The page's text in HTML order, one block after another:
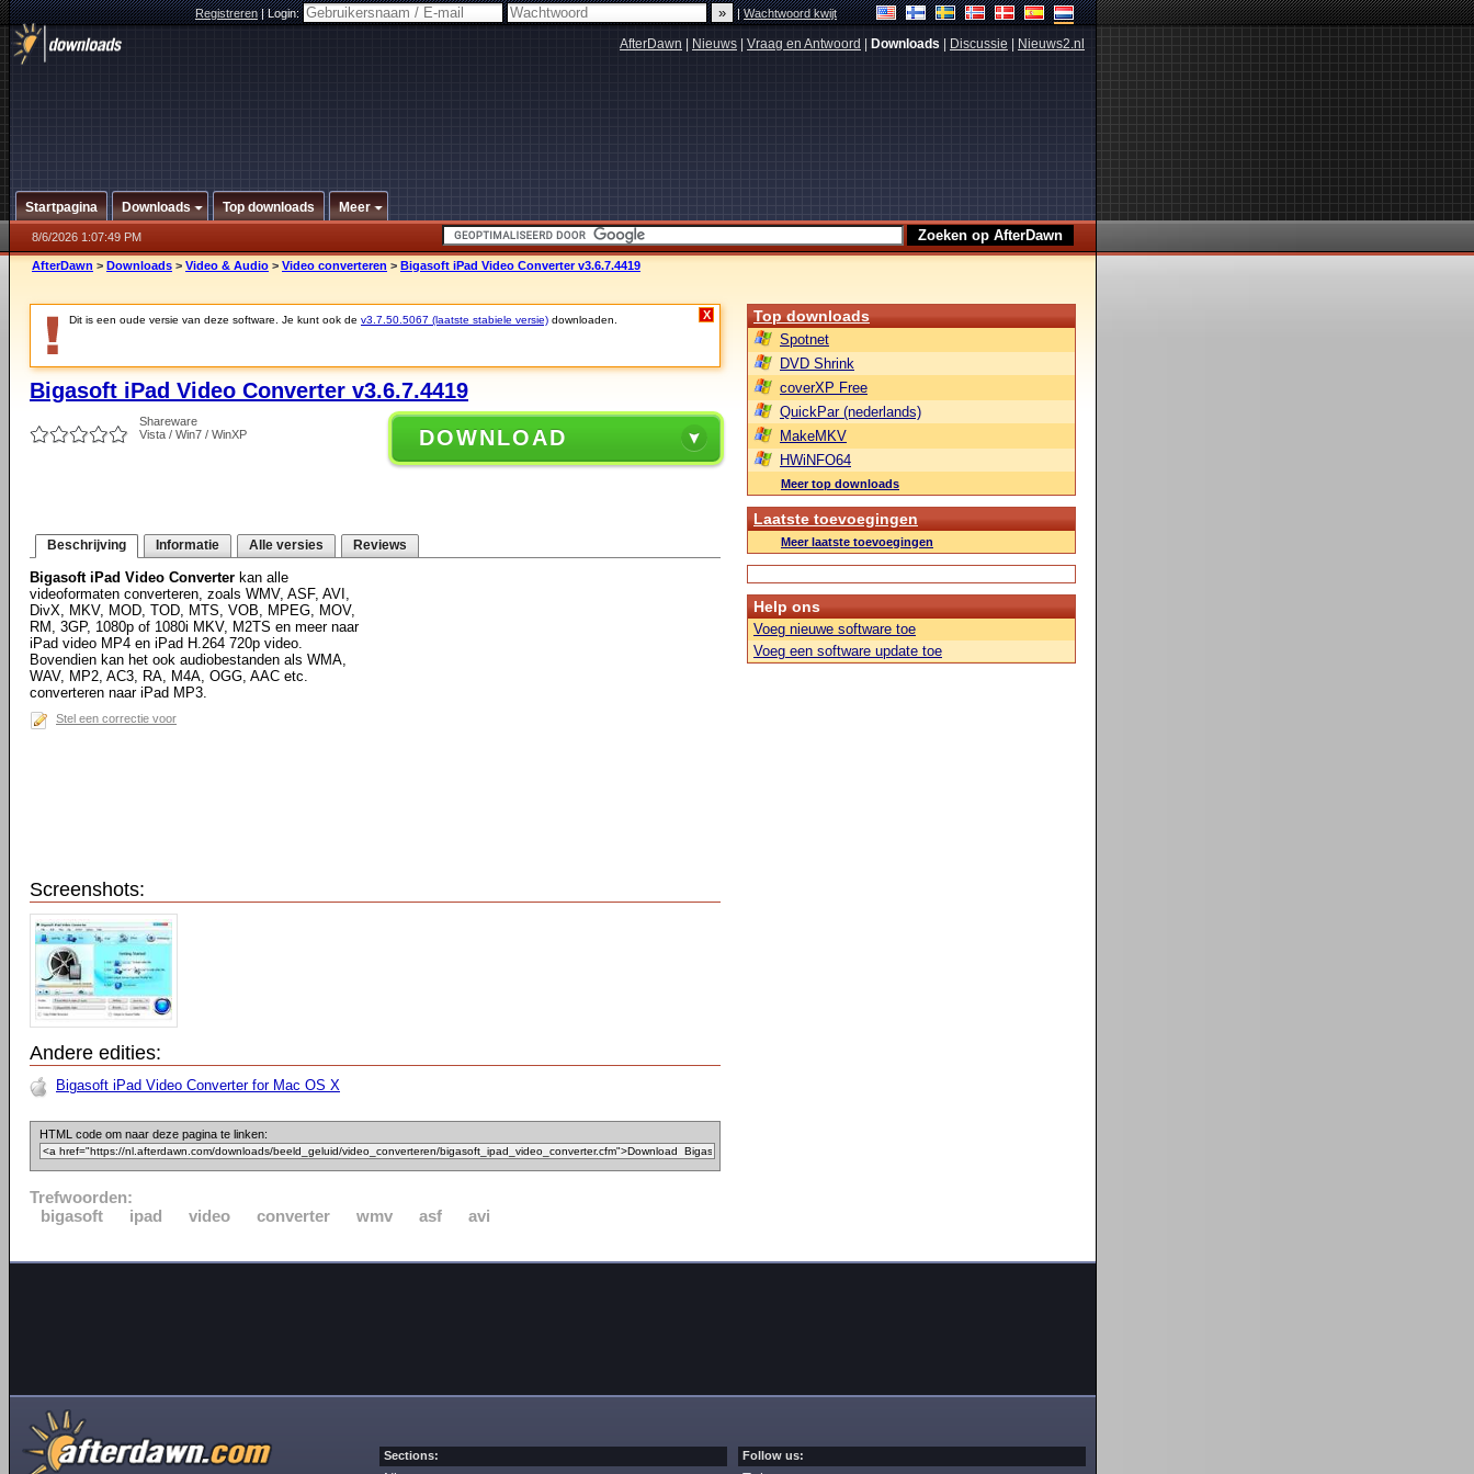
Registreren|Login: |Wachtwoord kwijt
AfterDawn Nieuws Vraag en Antwoord Downloads Discussie Nieuws2.nl
Startpagina Downloads Top downloads Meer
8/6/2026 1:07:49 PM
AfterDawn > Downloads > Video & Audio > Video converteren > Bigasoft iPad Video Converter v3.6.7.4419
Dit is een oude versie van deze software. Je kunt ook de v3.7.50.5067 (laatste stabiele versie) downloaden. X
Bigasoft iPad Video Converter v3.6.7.4419
Shareware
Vista / Win7 / WinXP
DOWNLOAD
Beschrijving Informatie Alle versies Reviews
Bigasoft iPad Video Converter kan alle
videoformaten converteren, zoals WMV, ASF, AVI,
DivX, MKV, MOD, TOD, MTS, VOB, MPEG, MOV,
RM, 3GP, 1080p of 1080i MKV, M2TS en meer naar
iPad video MP4 en iPad H.264 720p video.
Bovendien kan het ook audiobestanden als WMA,
WAV, MP2, AC3, RA, M4A, OGG, AAC etc.
converteren naar iPad MP3.
Stel een correctie voor
Screenshots:
Andere edities:
Bigasoft iPad Video Converter for Mac OS X
HTML code om naar deze pagina te linken:
Trefwoorden:
bigasoft
ipad video converter wmv asf avi
Top downloads
Spotnet
DVD Shrink
coverXP Free
QuickPar (nederlands)
MakeMKV
HWiNFO64
Meer top downloads
Laatste toevoegingen
Meer laatste toevoegingen
Help ons
Voeg nieuwe software toe
Voeg een software update toe
Sections: Follow us: